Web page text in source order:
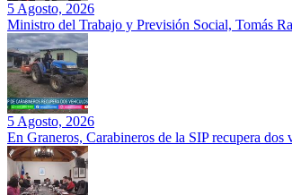
5 Agosto, 2026
Ministro del Trabajo y Previsión Social, Tomás
5 Agosto, 2026
En Graneros, Carabineros de la SIP recupera